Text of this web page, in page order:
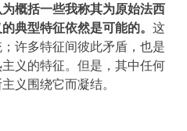
概括一些我称其为原始法西
典型特征依然是可能的。 这
许多特征间彼此矛盾，也是
义的特征。但是，其中任何
义围绕它而凝结。